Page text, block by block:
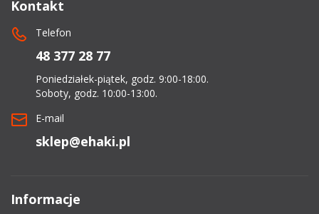
Kontakt
Telefon
48 377 28 77
Poniedziałek-piątek, godz. 9:00-18:00.
Soboty, godz. 10:00-13:00.
E-mail
sklep@ehaki.pl
Informacje